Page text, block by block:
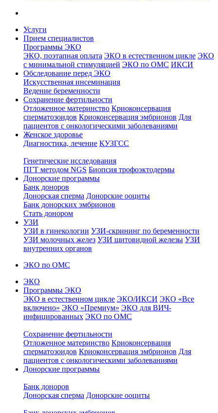
Услуги
Прием специалистов
Программы ЭКО
ЭКО, поэтапная оплата ЭКО в естественном цикле ЭКО
с минимальной стимуляцией ЭКО по ОМС ИКСИ
Обследование перед ЭКО
Искусственная инсеминация
Ведение беременности
Сохранение фертильности
Отложенное материнство Криоконсервация
сперматозоидов Криоконсервация эмбрионов Для
пациентов с онкологическими заболеваниями
Женское здоровье
Диагностика, лечение КУЗГСС
Генетические исследования
ПГТ методом NGS Биопсия трофоэктодермы
Донорские программы
Банк доноров
Донорская сперма Донорские ооциты
Банк донорских эмбрионов
Стать донором
УЗИ
УЗИ в гинекологии УЗИ-скрининг по беременности
УЗИ молочных желез УЗИ щитовидной железы УЗИ
внутренних органов
ЭКО по ОМС
ЭКО
Программы ЭКО
ЭКО в естественном цикле ЭКО/ИКСИ ЭКО «Все
включено» ЭКО «Премиум» ЭКО для ВИЧ-
инфицированных ЭКО по ОМС
Сохранение фертильности
Отложенное материнство Криоконсервация
сперматозоидов Криоконсервация эмбрионов Для
пациентов с онкологическими заболеваниями
Донорские программы
Банк доноров
Донорская сперма Донорские ооциты